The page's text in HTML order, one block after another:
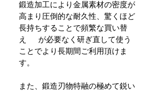
鍛造加工により金属素材の密度が
高まり圧倒的な耐久性、驚くほど
長持ちすることで頻繁な買い替
え が必要なく研ぎ直して使う
ことでより長期間ご利用頂けま
す。
また、鍛造刃物特融の極めて鋭い